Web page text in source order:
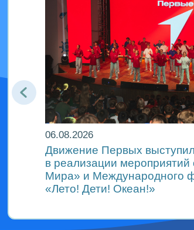
06.08.2026
Движение Первых
в реализации
Мира» и Международного
«Лето! Дети! Океан!»